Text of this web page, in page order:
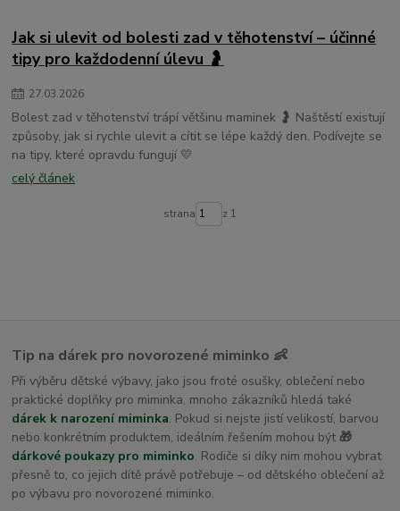
Jak si ulevit od bolesti zad v těhotenství – účinné
tipy pro každodenní úlevu 🤰
27.03.2026
Bolest zad v těhotenství trápí většinu maminek 🤰 Naštěstí existují
způsoby, jak si rychle ulevit a cítit se lépe každý den. Podívejte se
na tipy, které opravdu fungují 💛
celý článek
strana z 1
Tip na dárek pro novorozené miminko 👶
Při výběru dětské výbavy, jako jsou froté osušky, oblečení nebo
praktické doplňky pro miminka, mnoho zákazníků hledá také
dárek k narození miminka. Pokud si nejste jistí velikostí, barvou
nebo konkrétním produktem, ideálním řešením mohou být 🎁
dárkové poukazy pro miminko. Rodiče si díky nim mohou vybrat
přesně to, co jejich dítě právě potřebuje – od dětského oblečení až
po výbavu pro novorozené miminko.